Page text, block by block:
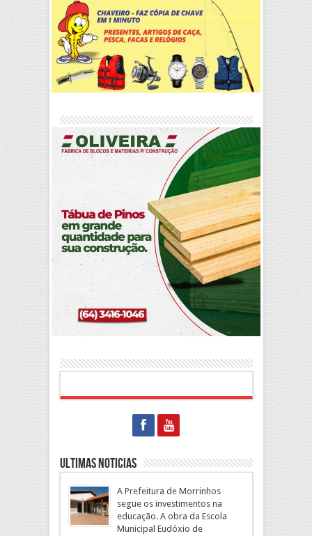
Ultimas Noticias
A Prefeitura de Morrinhos
segue os investimentos na
educação. A obra da Escola
Municipal Eudóxio de